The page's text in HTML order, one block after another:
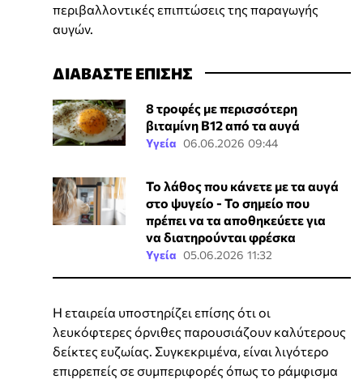
περιβαλλοντικές επιπτώσεις της παραγωγής
αυγών.
ΔΙΑΒΑΣΤΕ ΕΠΙΣΗΣ
8 τροφές με περισσότερη
βιταμίνη Β12 από τα αυγά
Υγεία 06.06.2026 09:44
Το λάθος που κάνετε με τα αυγά
στο ψυγείο - Το σημείο που
πρέπει να τα αποθηκεύετε για
να διατηρούνται φρέσκα
Υγεία 05.06.2026 11:32
Η εταιρεία υποστηρίζει επίσης ότι οι
λευκόφτερες όρνιθες παρουσιάζουν καλύτερους
δείκτες ευζωίας. Συγκεκριμένα, είναι λιγότερο
επιρρεπείς σε συμπεριφορές όπως το ράμφισμα